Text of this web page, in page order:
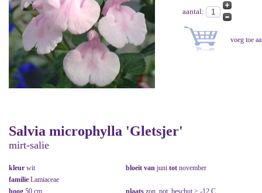
aantal:
Salvia microphylla 'Gletsjer'
mirt-salie
kleur wit bloeit van juni tot november
familie Lamiaceae